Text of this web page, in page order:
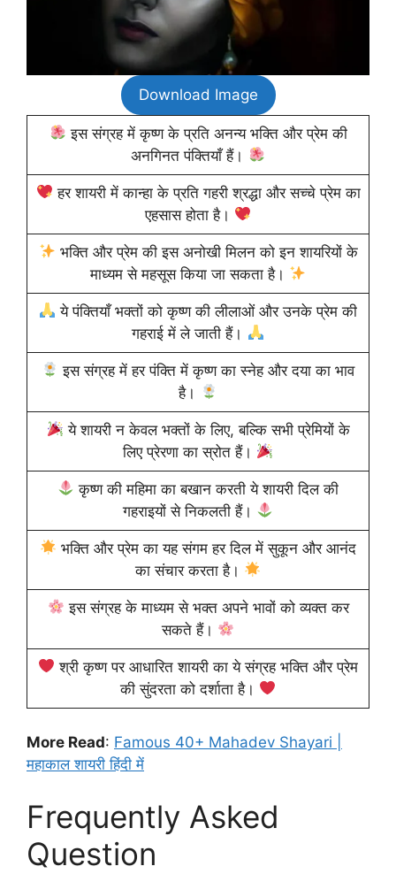
Download Image
इस संग्रह में कृष्ण के प्रति अनन्य भक्ति और प्रेम की
अनगिनत पंक्तियाँ हैं।
हर शायरी में कान्हा के प्रति गहरी श्रद्धा और सच्चे प्रेम का
एहसास होता है।
भक्ति और प्रेम की इस अनोखी मिलन को इन शायरियों के
माध्यम से महसूस किया जा सकता है।
ये पंक्तियाँ भक्तों को कृष्ण की लीलाओं और उनके प्रेम की
गहराई में ले जाती हैं।
इस संग्रह में हर पंक्ति में कृष्ण का स्नेह और दया का भाव
है।
ये शायरी न केवल भक्तों के लिए, बल्कि सभी प्रेमियों के
लिए प्रेरणा का स्रोत हैं।
कृष्ण की महिमा का बखान करती ये शायरी दिल की
गहराइयों से निकलती हैं।
भक्ति और प्रेम का यह संगम हर दिल में सुकून और आनंद
का संचार करता है।
इस संग्रह के माध्यम से भक्त अपने भावों को व्यक्त कर
सकते हैं।
श्री कृष्ण पर आधारित शायरी का ये संग्रह भक्ति और प्रेम
की सुंदरता को दर्शाता है।
More Read: Famous 40+ Mahadev Shayari |
महाकाल शायरी हिंदी में
Frequently Asked
Question